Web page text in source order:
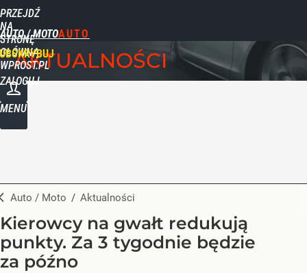
PRZEJDŹ
NA
STRONĘ
GŁÓWNĄ
WPROST.PL
AUTO / MOTO
ZALOGUJ
MENU
AKTUALNOŚCI
Auto / Moto / Aktualności
Kierowcy na gwałt redukują
punkty. Za 3 tygodnie będzie
za późno